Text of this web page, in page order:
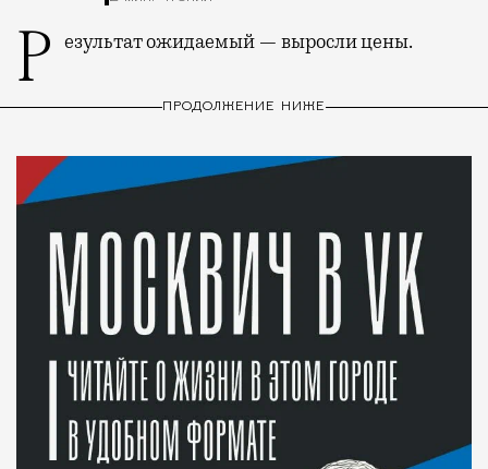
Результат ожидаемый — выросли цены.
ПРОДОЛЖЕНИЕ НИЖЕ